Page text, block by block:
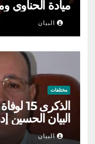
ميادة الحناوي
الطرب
البيان
مختلفات
البيان
عاش شامخا
البيان